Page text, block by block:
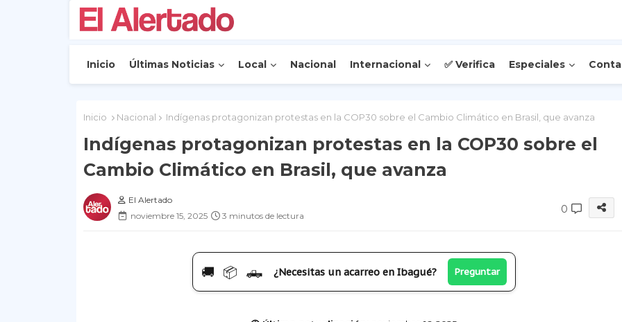
Inicio Últimas Noticias Local Nacional Internacional ✅ Verifica Especiales
Inicio Nacional Indígenas protagonizan protestas en la COP30 sobre el Cambio Climático en Brasil, que avanza
Indígenas protagonizan protestas en la COP30 sobre el
Cambio Climático en Brasil, que avanza
El Alertado
noviembre 15, 2025
3 minutos de lectura
0
🚚 📦 🛻 ¿Necesitas un acarreo en Ibagué? Preguntar